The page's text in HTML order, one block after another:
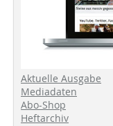
Aktuelle Ausgabe
Mediadaten
Abo-Shop
Heftarchiv